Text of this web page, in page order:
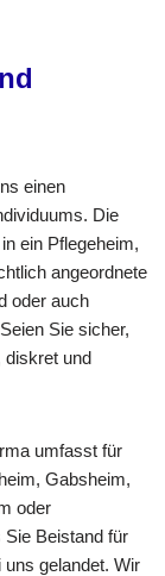
einen
Die
ein Pflegeheim,
angeordnete
oder auch
Sie sicher,
diskret und
umfasst für
Gabsheim,
oder
Beistand für
gelandet. Wir